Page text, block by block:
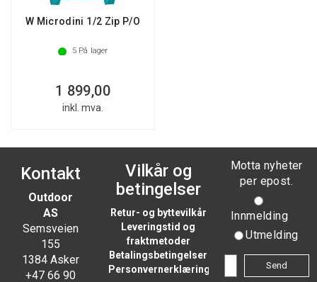
W Microdini 1/2 Zip P/O
5 På lager
1 899,00
inkl. mva.
Kontakt
Outdoor
AS
Semsveien
155
1384 Asker
+47 66 90
Vilkår og
betingelser
Retur- og byttevilkår
Leveringstid og
fraktmetoder
Betalingsbetingelser
Personvernerklæring
Motta nyheter
per epost.
Innmelding
Utmelding